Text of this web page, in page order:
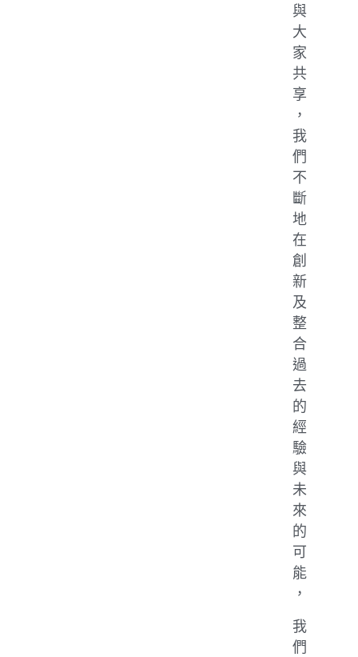
與
大
家
共
享
，
我
們
不
斷
地
在
創
新
及
整
合
過
去
的
經
驗
與
未
來
的
可
能
，
我
們